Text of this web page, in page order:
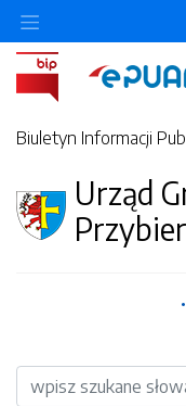
Biuletyn Informacji
Urząd
Wyszukiwarka